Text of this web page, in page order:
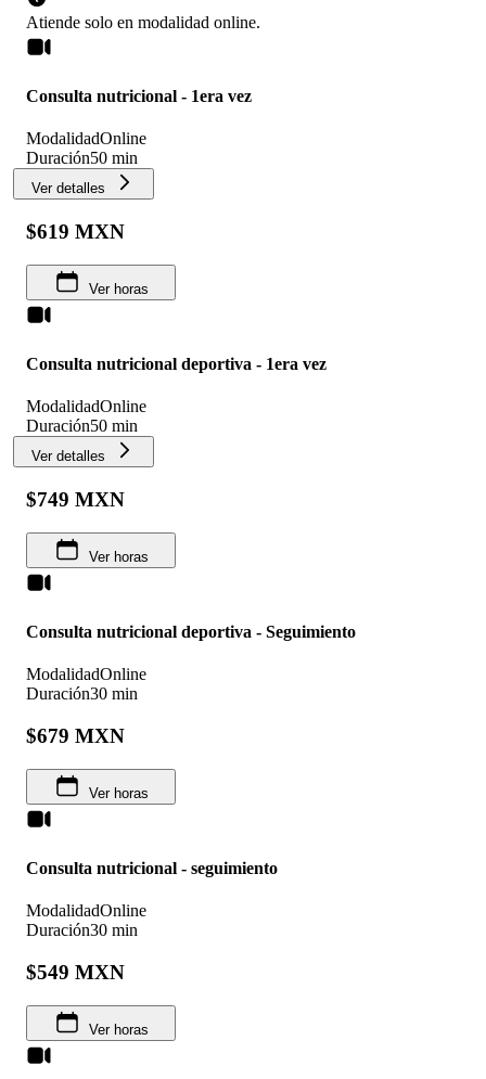
Atiende solo en modalidad online.
Consulta nutricional - 1era vez
ModalidadOnline
Duración50 min
Ver detalles
$619 MXN
Ver horas
Consulta nutricional deportiva - 1era vez
ModalidadOnline
Duración50 min
Ver detalles
$749 MXN
Ver horas
Consulta nutricional deportiva - Seguimiento
ModalidadOnline
Duración30 min
$679 MXN
Ver horas
Consulta nutricional - seguimiento
ModalidadOnline
Duración30 min
$549 MXN
Ver horas